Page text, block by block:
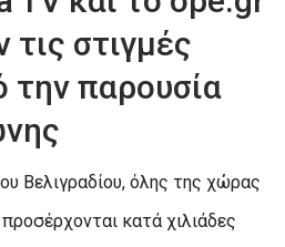
στιγμές
την παρουσία
Βελιγραδίου, όλης της χώρας
κατά χιλιάδες